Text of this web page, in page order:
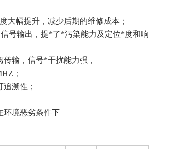
大幅提升，减少后期的维修成本；
号输出，提*了*污染能力及定位*度和响
传输，信号*干扰能力强，
；
溯性；
环境恶劣条件下